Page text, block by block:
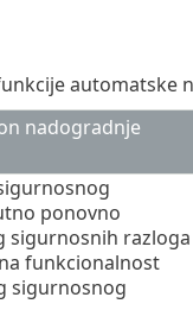
automatske
nadogradnje
ponovno
sigurnosnih razloga
funkcionalnost
sigurnosnog